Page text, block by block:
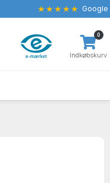
★★★★★ Google
Indkøbskurv
0